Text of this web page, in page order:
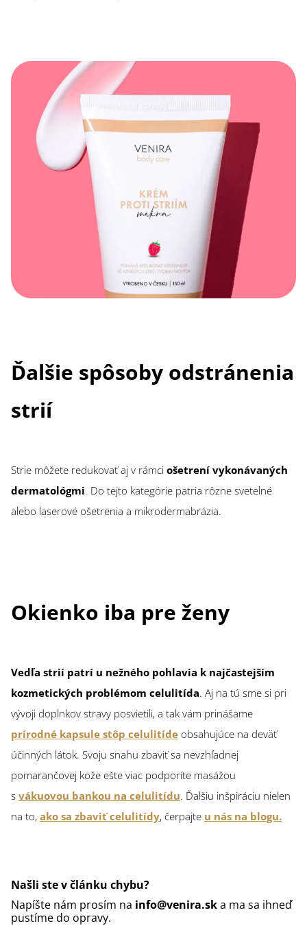
Ďalšie spôsoby odstránenia
strií
Strie môžete redukovať aj v rámci ošetrení vykonávaných
dermatológmi. Do tejto kategórie patria rôzne svetelné
alebo laserové ošetrenia a mikrodermabrázia.
Okienko iba pre ženy
Vedľa strií patrí u nežného pohlavia k najčastejším
kozmetických problémom celulitída. Aj na tú sme si pri
vývoji doplnkov stravy posvietili, a tak vám prinášame
prírodné kapsule stôp celulitíde obsahujúce na deväť
účinných látok. Svoju snahu zbaviť sa nevzhľadnej
pomarančovej kože ešte viac podporíte masážou
s vákuovou bankou na celulitídu. Ďalšiu inšpiráciu nielen
na to, ako sa zbaviť celulitídy, čerpajte u nás na blogu.
Našli ste v článku chybu?
Napíšte nám prosím na info@venira.ska ma sa ihneď
pustíme do opravy.